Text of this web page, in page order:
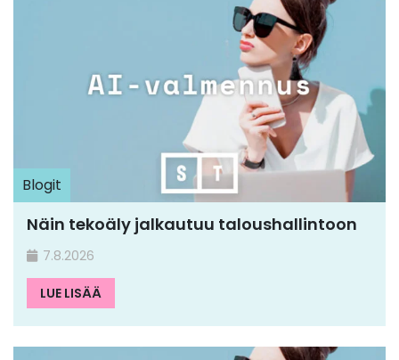
Blogit
Näin tekoäly jalkautuu taloushallintoon
7.8.2026
LUE LISÄÄ